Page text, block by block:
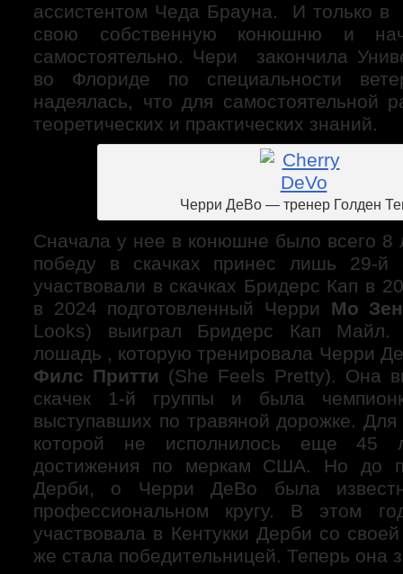
ассистентом Чеда Брауна. И только в
свою собственную конюшню и
самостоятельно. Чери закончила
во Флориде по специальности
надеялась, что для самостоятельной
теоретических и практических знаний.
Черри ДеВо — тренер Голден
Сначала у нее в конюшне было всего
победу в скачках принес лишь 29-й
участвовали в скачках Бридерс Кап в
в 2024 подготовленный Черри Мо
Looks) выиграл Бридерс Кап Майл.
лошадь , которую тренировала Черри
Филс Притти (She Feels Pretty). Она
скачек 1-й группы и была
выступавших по травяной дорожке.
которой не исполнилось еще 45
достижения по меркам США. Но до
Дерби, о Черри ДеВо была
профессиональном кругу. В этом
участвовала в Кентукки Дерби со
же стала победительницей. Теперь она